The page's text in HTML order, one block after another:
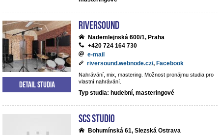
Riversound
Nademlejnská 600/1, Praha
+420 724 164 730
e-mail
riversound.webnode.cz/, Facebook
Nahrávání, mix, mastering. Možnost pronájmu studia pro
vlastní nahrávání.
Typ studia: hudební, masteringové
Detail studia
SCS Studio
Bohumínská 61, Slezská Ostrava